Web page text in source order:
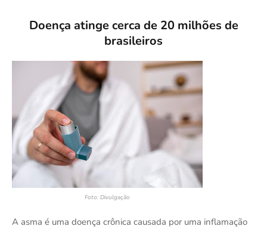
Doença atinge cerca de 20 milhões de
brasileiros
Foto: Divulgação
A asma é uma doença crônica causada por uma inflamação